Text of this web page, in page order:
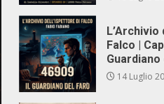
Falco |
Guardiano
14 Luglio